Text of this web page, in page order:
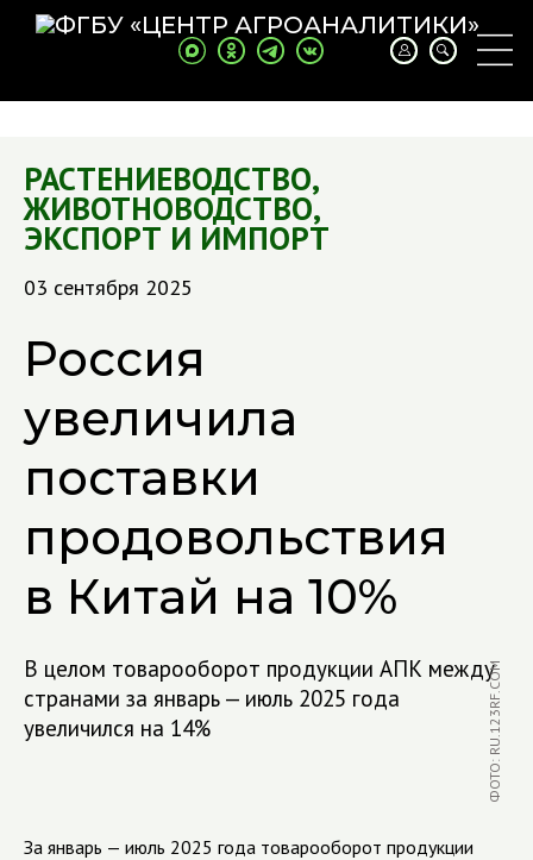
РАСТЕНИЕВОДСТВО,
ЖИВОТНОВОДСТВО,
ЭКСПОРТ И ИМПОРТ
03 сентября 2025
Россия
увеличила
поставки
продовольствия
в Китай на 10%
В целом товарооборот продукции АПК между
странами за январь — июль 2025 года
увеличился на 14%
ФОТО: RU.123RF.COM
За январь — июль 2025 года товарооборот продукции